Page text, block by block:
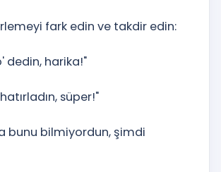
fark edin ve takdir edin:
dedin, harika!"
süper!"
bunu bilmiyordun, şimdi